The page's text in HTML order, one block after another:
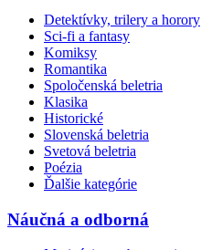
Detektívky, trilery a horory
Sci-fi a fantasy
Komiksy
Romantika
Spoločenská beletria
Klasika
Historické
Slovenská beletria
Svetová beletria
Poézia
Ďalšie kategórie
Náučná a odborná